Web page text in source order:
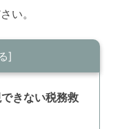
い。
きない税務救